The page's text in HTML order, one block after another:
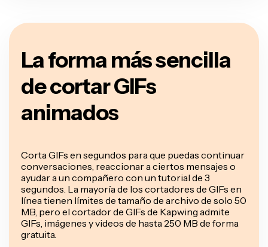
La forma más sencilla
de cortar GIFs
animados
Corta GIFs en segundos para que puedas continuar
conversaciones, reaccionar a ciertos mensajes o
ayudar a un compañero con un tutorial de 3
segundos. La mayoría de los cortadores de GIFs en
línea tienen límites de tamaño de archivo de solo 50
MB, pero el cortador de GIFs de Kapwing admite
GIFs, imágenes y videos de hasta 250 MB de forma
gratuita.